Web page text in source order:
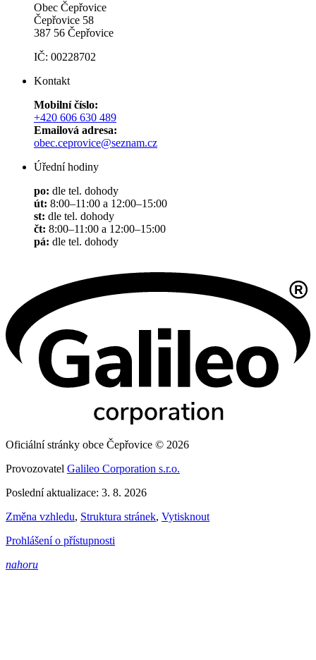
Obec Čepřovice
Čepřovice 58
387 56 Čepřovice
IČ: 00228702
Kontakt
Mobilní číslo:
+420 606 630 489
Emailová adresa:
obec.ceprovice@seznam.cz
Úřední hodiny
po: dle tel. dohody
út: 8:00–11:00 a 12:00–15:00
st: dle tel. dohody
čt: 8:00–11:00 a 12:00–15:00
pá: dle tel. dohody
Oficiální stránky obce Čepřovice © 2026
Provozovatel Galileo Corporation s.r.o.
Poslední aktualizace: 3. 8. 2026
Změna vzhledu, Struktura stránek, Vytisknout
Prohlášení o přístupnosti
nahoru